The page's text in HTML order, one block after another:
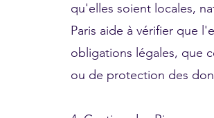
qu'elles soient locales,
Paris aide à vérifier que
obligations légales, que
ou de protection des